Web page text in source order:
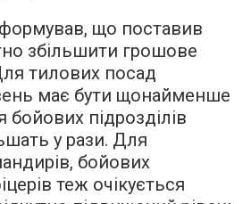
що поставив
збільшити грошове
тилових посад
має бути щонайменше
бойових підрозділів
у рази. Для
бойових
теж очікується